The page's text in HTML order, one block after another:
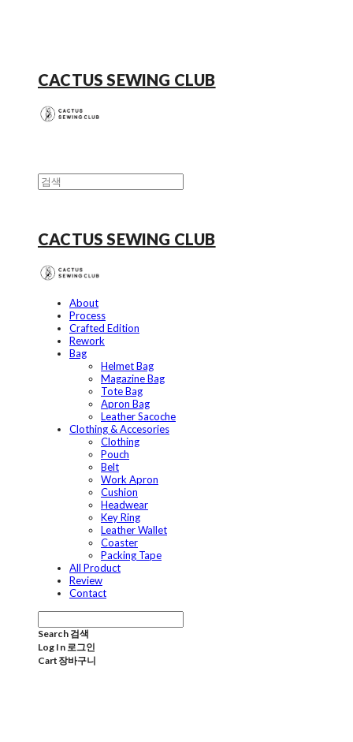
CACTUS SEWING CLUB
CACTUS SEWING CLUB
About
Process
Crafted Edition
Rework
Bag
Helmet Bag
Magazine Bag
Tote Bag
Apron Bag
Leather Sacoche
Clothing & Accesories
Clothing
Pouch
Belt
Work Apron
Cushion
Headwear
Key Ring
Leather Wallet
Coaster
Packing Tape
All Product
Review
Contact
Search 검색
Log In 로그인
Cart 장바구니